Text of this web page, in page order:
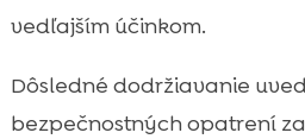
vedľajším účinkom.
Dôsledné dodržiavanie
bezpečnostných opatrení